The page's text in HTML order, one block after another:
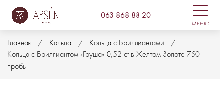
063 868 88 20
МЕНЮ
Главная Кольца
Кольца с Бриллиантами
Кольцо с Бриллиантом «Груша» 0,52 ct в Желтом Золоте 750
пробы